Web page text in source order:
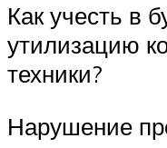
Как учесть в
утилизацию
техники?
Нарушение